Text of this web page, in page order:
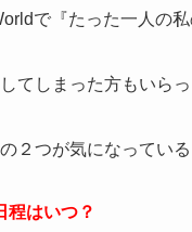
で『たった一人の
てしまった方もいらっ
２つが気になっている
程はいつ？